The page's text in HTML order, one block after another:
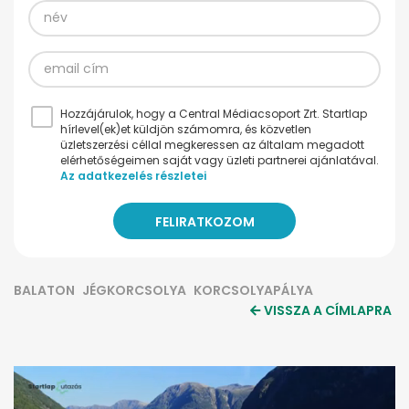
Hozzájárulok, hogy a Central Médiacsoport Zrt. Startlap
hírlevel(ek)et küldjön számomra, és közvetlen
üzletszerzési céllal megkeressen az általam megadott
elérhetőségeimen saját vagy üzleti partnerei ajánlatával.
Az adatkezelés részletei
BALATON JÉGKORCSOLYA KORCSOLYAPÁLYA
VISSZA A CÍMLAPRA